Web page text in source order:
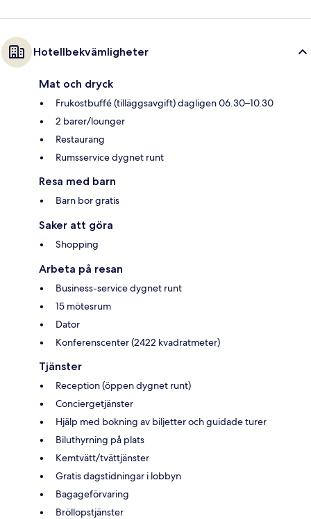
Hotellbekvämligheter
Mat och dryck
Frukostbuffé (tilläggsavgift) dagligen 06.30–10.30
2 barer/lounger
Restaurang
Rumsservice dygnet runt
Resa med barn
Barn bor gratis
Saker att göra
Shopping
Arbeta på resan
Business-service dygnet runt
15 mötesrum
Dator
Konferenscenter (2422 kvadratmeter)
Tjänster
Reception (öppen dygnet runt)
Conciergetjänster
Hjälp med bokning av biljetter och guidade turer
Biluthyrning på plats
Kemtvätt/tvättjänster
Gratis dagstidningar i lobbyn
Bagageförvaring
Bröllopstjänster